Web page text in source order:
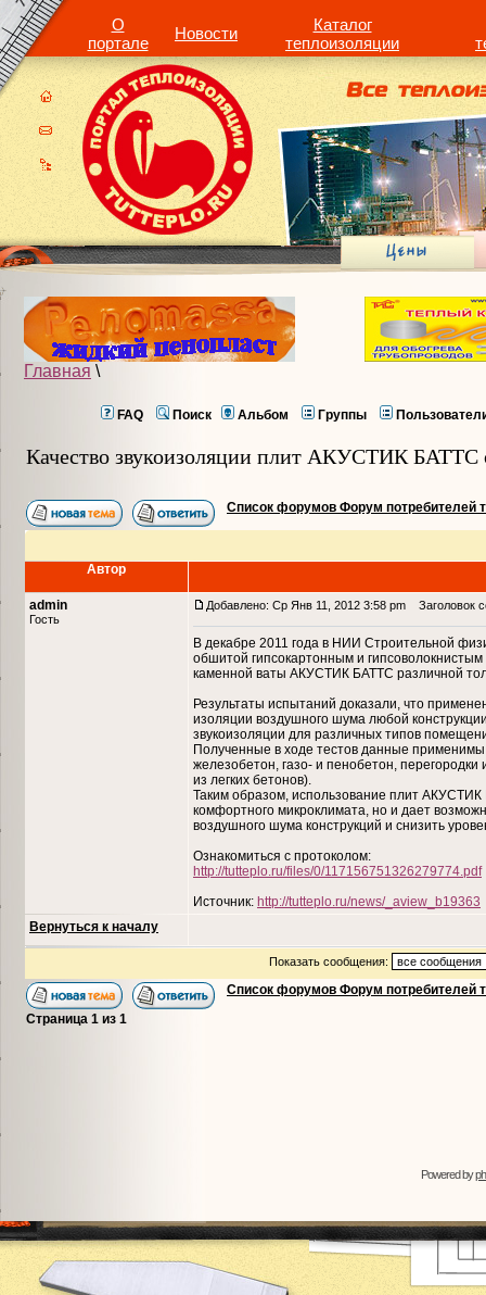
О
портале
Новости
Каталог
теплоизоляции
Главная \
FAQ Поиск Альбом Группы
Качество звукоизоляции плит АКУСТИК БАТТС
Список форумов Форум потребителей
Автор
admin
Гость
Добавлено: Ср Янв 11, 2012 3:58 pm Заголовок
В декабре 2011 года в НИИ Строительной
обшитой гипсокартонным и
каменной ваты АКУСТИК БАТТС различной
Результаты испытаний доказали, что
изоляции воздушного шума любой
звукоизоляции для различных типов
Полученные в ходе тестов данные
железобетон, газо- и пенобетон,
из легких бетонов).
Таким образом, использование плит АКУСТИК
комфортного микроклимата, но и дает
воздушного шума конструкций и снизить
Ознакомиться с протоколом:
http://tutteplo.ru/files/0/117156751326279774.pdf
Источник: http://tutteplo.ru/news/_aview_b19363
Вернуться к началу
Показать сообщения:
Список форумов Форум потребителей
Страница 1 из 1
Powered by